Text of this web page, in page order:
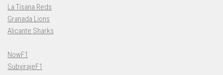
La Tisana Reds
Granada Lions
Alicante Sharks
NowF1
SubvirajeF1